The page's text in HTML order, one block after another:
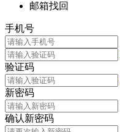
邮箱找回
手机号
验证码
新密码
确认新密码